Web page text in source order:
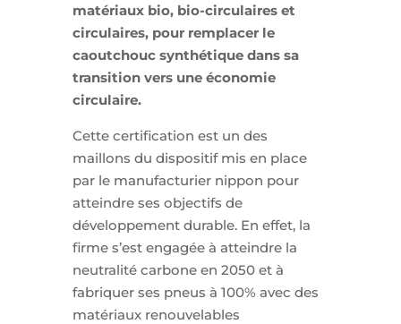
matériaux bio, bio-circulaires et
circulaires, pour remplacer le
caoutchouc synthétique dans sa
transition vers une économie
circulaire.
Cette certification est un des
maillons du dispositif mis en place
par le manufacturier nippon pour
atteindre ses objectifs de
développement durable. En effet, la
firme s’est engagée à atteindre la
neutralité carbone en 2050 et à
fabriquer ses pneus à 100% avec des
matériaux renouvelables